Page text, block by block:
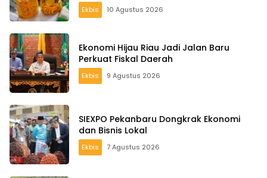
Ekbis 10 Agustus 2026
Ekonomi Hijau Riau Jadi Jalan Baru
Perkuat Fiskal Daerah
Ekbis 9 Agustus 2026
SIEXPO Pekanbaru Dongkrak Ekonomi
dan Bisnis Lokal
Ekbis 7 Agustus 2026